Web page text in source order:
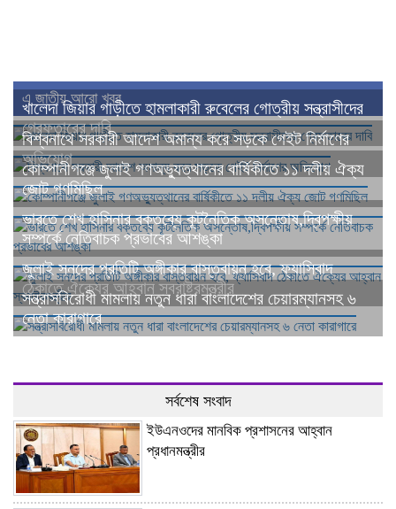
এ জাতীয় আরো খবর
খালেদা জিয়ার গাড়ীতে হামলাকারী রুবেলের গোত্রীয় সন্ত্রাসীদের
গ্রেফতারের দাবি
বিশ্বনাথে সরকারী আদেশ অমান্য করে সড়কে গেইট নির্মাণের
অভিযোগ
কোম্পানীগঞ্জে জুলাই গণঅভ্যুত্থানের বার্ষিকীতে ১১ দলীয় ঐক্য
জোট গণমিছিল
ভারতে শেখ হাসিনার বক্তব্যে কূটনৈতিক অসন্তোষ,দ্বিপক্ষীয়
সম্পর্কে নেতিবাচক প্রভাবের আশঙ্কা
জুলাই সনদের প্রতিটি অঙ্গীকার বাস্তবায়ন হবে, ফ্যাসিবাদ
ঠেকাতে ঐক্যের আহ্বান স্বরাষ্ট্রমন্ত্রীর
সন্ত্রাসবিরোধী মামলায় নতুন ধারা বাংলাদেশের চেয়ারম্যানসহ ৬
নেতা কারাগারে
সর্বশেষ সংবাদ
ইউএনওদের মানবিক প্রশাসনের আহ্বান
প্রধানমন্ত্রীর